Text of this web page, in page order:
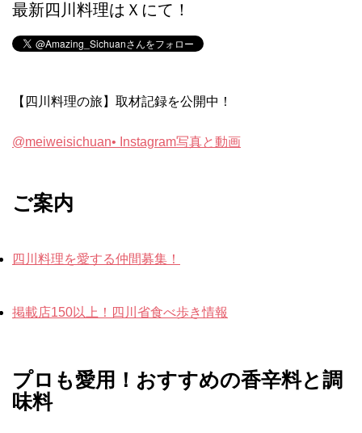
最新四川料理はＸにて！
【四川料理の旅】取材記録を公開中！
@meiweisichuan• Instagram写真と動画
ご案内
四川料理を愛する仲間募集！
掲載店150以上！四川省食べ歩き情報
プロも愛用！おすすめの香辛料と調
味料